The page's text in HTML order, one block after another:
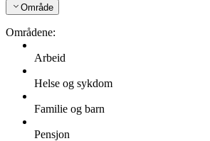
Område
Områdene:
Arbeid
Helse og sykdom
Familie og barn
Pensjon